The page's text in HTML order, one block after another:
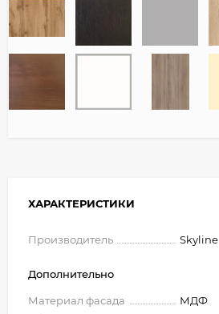
ХАРАКТЕРИСТИКИ
Производитель Skyline
Дополнительно
Материал фасада
МДФ